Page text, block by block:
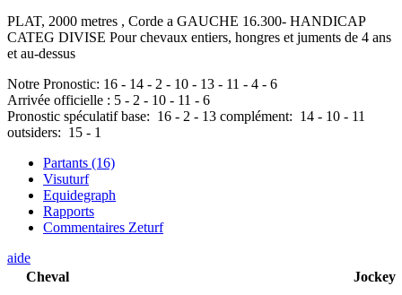
PLAT, 2000 metres , Corde a GAUCHE 16.300- HANDICAP
CATEG DIVISE Pour chevaux entiers, hongres et juments de 4 ans
et au-dessus
Notre Pronostic: 16 - 14 - 2 - 10 - 13 - 11 - 4 - 6
Arrivée officielle : 5 - 2 - 10 - 11 - 6
Pronostic spéculatif base: 16 - 2 - 13 complément: 14 - 10 - 11
outsiders: 15 - 1
Partants (16)
Visuturf
Equidegraph
Rapports
Commentaires Zeturf
aide
Cheval
Jockey